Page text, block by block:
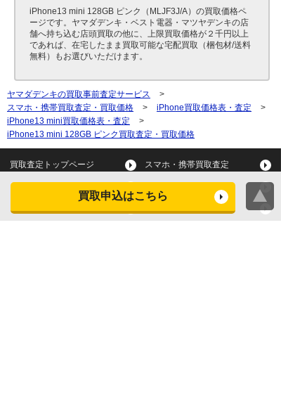
買取申込はこちら
iPhone13 mini 128GB ピンク（MLJF3J/A）の買取価格ペ
ージです。ヤマダデンキ・ベスト電器・マツヤデンキの店
舗へ持ち込む店頭買取の他に、上限買取価格が２千円以上
であれば、在宅したまま買取可能な宅配買取（梱包材/送料
無料）もお選びいただけます。
ヤマダデンキの買取事前査定サービス
>
スマホ・携帯買取査定・買取価格
> iPhone買取価格表・査定
>
iPhone13 mini買取価格表・査定
>
iPhone13 mini 128GB ピンク買取査定・買取価格
買取査定トップページ スマホ・携帯買取査定
タブレット買取査定
スマートウォッチ買取査定